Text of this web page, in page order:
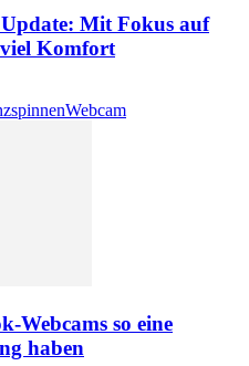
Mit Fokus auf
Komfort
Webcam
Webcams so eine
haben